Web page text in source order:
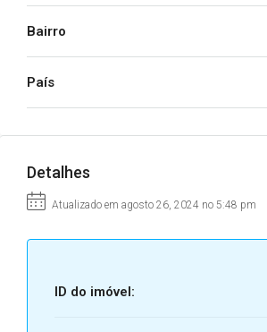
Bairro
País
Detalhes
Atualizado em agosto 26, 2024 no 5:48 pm
ID do imóvel: